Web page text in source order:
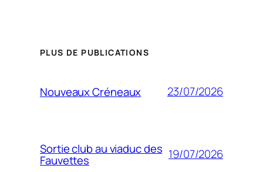
PLUS DE PUBLICATIONS
Nouveaux Créneaux 23/07/2026
Sortie club au viaduc des
Fauvettes 19/07/2026